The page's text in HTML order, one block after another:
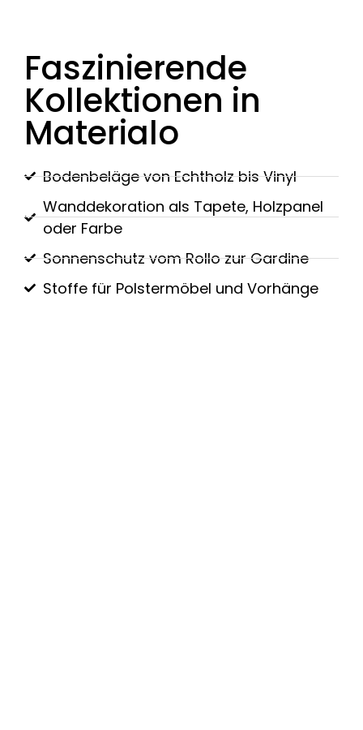
Faszinierende
Kollektionen in
Materialo
Bodenbeläge von Echtholz bis Vinyl
Wanddekoration als Tapete, Holzpanel
oder Farbe
Sonnenschutz vom Rollo zur Gardine
Stoffe für Polstermöbel und Vorhänge